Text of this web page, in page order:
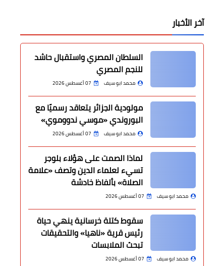
آخر الأخبار
السلطان المصري واستقبال حاشد
للنجم المصري
محمد ابو سيف 07 أغسطس 2026
مولودية الجزائر يتعاقد رسميًا مع
البوروندي «موسي ندووموي»
محمد ابو سيف 07 أغسطس 2026
لماذا الصمت على هؤلاء بلوجر
تسيء لعلماء الدين وتصف «علامة
الصلاة» بألفاظ خادشة
محمد ابو سيف 07 أغسطس 2026
سقوط كتلة خرسانية ينهي حياة
رئيس قرية «ناهيا» والتحقيقات
تبحث الملابسات
محمد ابو سيف 07 أغسطس 2026